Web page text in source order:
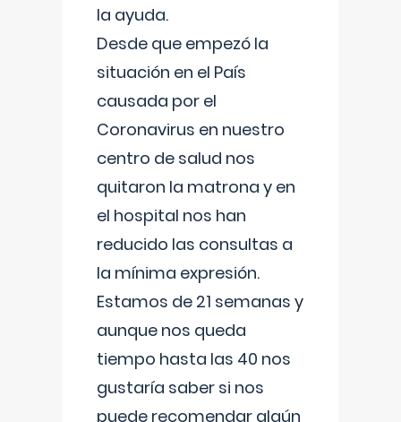
la ayuda.
Desde que empezó la
situación en el País
causada por el
Coronavirus en nuestro
centro de salud nos
quitaron la matrona y en
el hospital nos han
reducido las consultas a
la mínima expresión.
Estamos de 21 semanas y
aunque nos queda
tiempo hasta las 40 nos
gustaría saber si nos
puede recomendar algún